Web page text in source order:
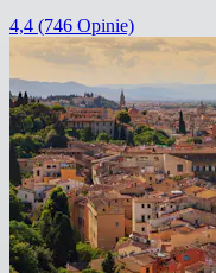
4,4 (746 Opinie)